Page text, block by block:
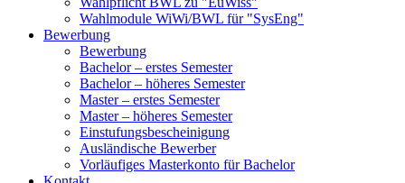
Wahlmodule WiWi/BWL für "SysEng"
Bewerbung
Bewerbung
Bachelor – erstes Semester
Bachelor – höheres Semester
Master – erstes Semester
Master – höheres Semester
Einstufungsbescheinigung
Ausländische Bewerber
Vorläufiges Masterkonto für Bachelor